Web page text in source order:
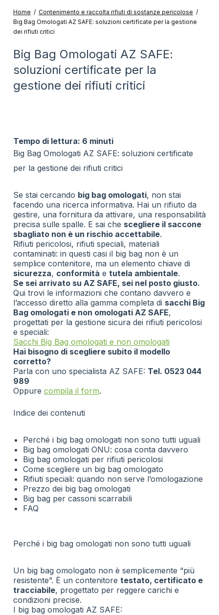
Home / Contenimento e raccolta rifiuti di sostanze pericolose /
Big Bag Omologati AZ SAFE: soluzioni certificate per la gestione
dei rifiuti critici
Big Bag Omologati AZ SAFE:
soluzioni certificate per la
gestione dei rifiuti critici
Tempo di lettura: 6 minuti
Big Bag Omologati AZ SAFE: soluzioni certificate
per la gestione dei rifiuti critici
Se stai cercando big bag omologati, non stai
facendo una ricerca informativa. Hai un rifiuto da
gestire, una fornitura da attivare, una responsabilità
precisa sulle spalle. E sai che scegliere il saccone
sbagliato non è un rischio accettabile.
Rifiuti pericolosi, rifiuti speciali, materiali
contaminati: in questi casi il big bag non è un
semplice contenitore, ma un elemento chiave di
sicurezza, conformità e tutela ambientale.
Se sei arrivato su AZ SAFE, sei nel posto giusto.
Qui trovi le informazioni che contano davvero e
l’accesso diretto alla gamma completa di sacchi Big
Bag omologati e non omologati AZ SAFE,
progettati per la gestione sicura dei rifiuti pericolosi
e speciali:
Sacchi Big Bag omologati e non omologati
Hai bisogno di scegliere subito il modello
corretto?
Parla con uno specialista AZ SAFE: Tel. 0523 044
989
Oppure compila il form.
Indice dei contenuti
Perché i big bag omologati non sono tutti uguali
Big bag omologati ONU: cosa conta davvero
Big bag omologati per rifiuti pericolosi
Come scegliere un big bag omologato
Rifiuti speciali: quando non serve l’omologazione
Prezzo dei big bag omologati
Big bag per cassoni scarrabili
FAQ
Perché i big bag omologati non sono tutti uguali
Un big bag omologato non è semplicemente “più
resistente”. È un contenitore testato, certificato e
tracciabile, progettato per reggere carichi e
condizioni precise.
I big bag omologati AZ SAFE: